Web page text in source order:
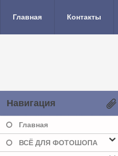
Главная Контакты
Навигация
Главная
ВСЁ ДЛЯ ФОТОШОПА